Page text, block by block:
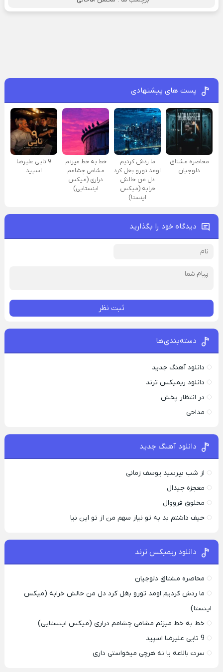
پست های پیشنهادی
محاصره مشتاق
دلوجیان
ما ردش کردیم
اومد تورو بغل کرد
دل من حالش
خرابه (میکس
اینستا)
خط به خط میزنم
مشامی چشامم
دراری (میکس
اینستایی)
9 تایی علیرضا
اسپید
دیدگاه خود را بگذارید
ثبت نظر
دسته‌بندی‌ها
دانلود آهنگ جدید
دانلود ریمیکس ترند
در انتظار پخش
مداحی
دانلود آهنگ جدید
از شب بپرسید یوسف زمانی
معجزه جیدال
مخلوق فرووال
حیف داشتم بد به تو نیاز سهم من از تو این نیا
دانلود ریمیکس ترند
محاصره مشتاق دلوجیان
ما ردش کردیم اومد تورو بغل کرد دل من حالش خرابه (میکس
اینستا)
خط به خط میزنم مشامی چشامم دراری (میکس اینستایی)
9 تایی علیرضا اسپید
سرت بالاعه یا نه هرچی میخواستی داری